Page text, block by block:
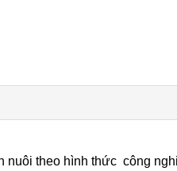
nuôi theo hình thức công